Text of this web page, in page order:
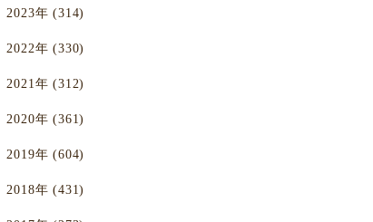
2023年 (314)
2022年 (330)
2021年 (312)
2020年 (361)
2019年 (604)
2018年 (431)